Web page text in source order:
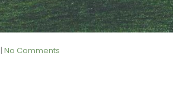
| No Comments